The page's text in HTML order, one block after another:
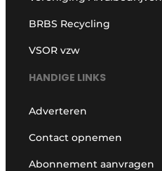
BRBS Recycling
VSOR vzw
HANDIGE LINKS
Adverteren
Contact opnemen
Abonnement aanvragen